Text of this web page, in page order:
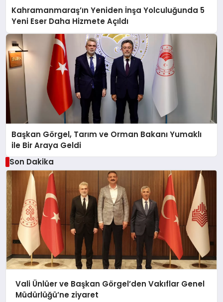
Kahramanmaraş’ın Yeniden İnşa Yolculuğunda 5
Yeni Eser Daha Hizmete Açıldı
Başkan Görgel, Tarım ve Orman Bakanı Yumaklı
ile Bir Araya Geldi
Son Dakika
Vali Ünlüer ve Başkan Görgel’den Vakıflar Genel
Müdürlüğü’ne ziyaret